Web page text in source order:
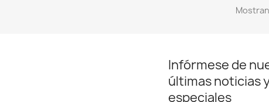
Infórmese de
últimas noticias
especiales